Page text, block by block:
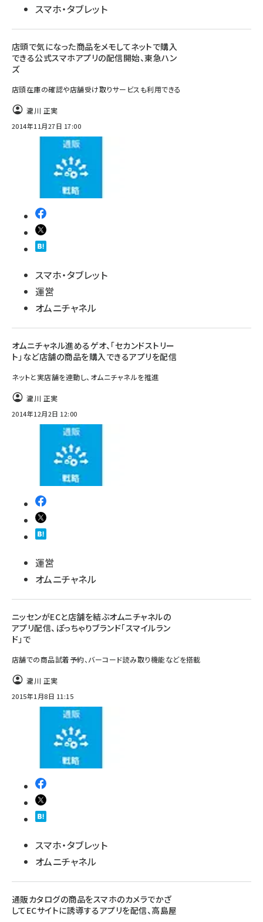
スマホ・タブレット
店頭で気になった商品をメモしてネットで購入
できる公式スマホアプリの配信開始、東急ハン
ズ
店頭在庫の確認や店舗受け取りサービスも利用できる
瀧川 正実
2014年11月27日 17:00
スマホ・タブレット
運営
オムニチャネル
オムニチャネル進めるゲオ、「セカンドストリー
ト」など店舗の商品を購入できるアプリを配信
ネットと実店舗を連動し、オムニチャネルを推進
瀧川 正実
2014年12月2日 12:00
運営
オムニチャネル
ニッセンがECと店舗を結ぶオムニチャネルの
アプリ配信、ぽっちゃりブランド「スマイルラン
ド」で
店舗での商品試着予約、バーコード読み取り機能などを搭載
瀧川 正実
2015年1月8日 11:15
スマホ・タブレット
オムニチャネル
通販カタログの商品をスマホのカメラでかざ
してECサイトに誘導するアプリを配信、高島屋